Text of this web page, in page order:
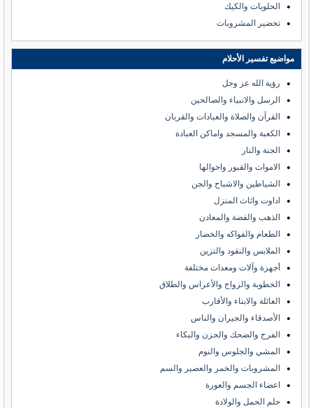
الحلويات والكيك
تحضير المشروبات
مواضيع تفسير الأحلام
رؤية الله عز وجل
الرسل والانبياء والصالحين
القرآن والصلاة والعبادات والقربان
الكعبة والمسجد واماكن العبادة
الجنة والنار
الاموات والقبور واحوالها
الشياطين والاشباح والجن
اداوت واثاث المنزل
الذهب والفضة والمعادن
الطعام والفواكه والخضار
الملابس والنقود والتزين
أجهزة وآلات ومعدات مختلفة
الخطوبة والزواج والأعراس والطلاق
العائلة والابناء والأقارب
الأصدقاء والجيران والناس
الفرح والضحك والحزن والبكاء
المشي والجلوس والنوم
المشروبات والخمر والعصير والسم
اعضاء الجسم والعورة
حلم الحمل والولادة